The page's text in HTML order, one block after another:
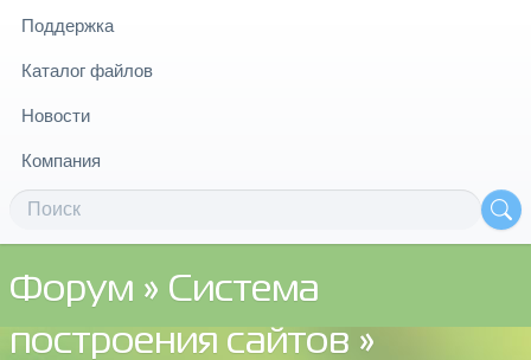
Поддержка
Каталог файлов
Новости
Компания
Форум » Система
построения сайтов »